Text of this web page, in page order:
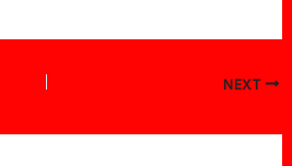
NEXT